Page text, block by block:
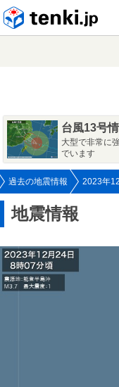
台風13号
大型で非常に
でいます
過去の地震情報 2023年
地震情報